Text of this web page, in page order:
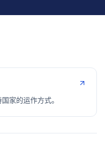
家的运作方式。